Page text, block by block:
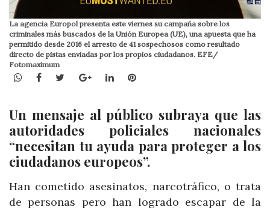
La agencia Europol presenta este viernes su campaña sobre los
criminales más buscados de la Unión Europea (UE), una apuesta que ha
permitido desde 2016 el arresto de 41 sospechosos como resultado
directo de pistas enviadas por los propios ciudadanos. EFE/
Fotomaximum
WhatsApp
Facebook
TwitterGoogle+LinkedInPinterest
Un mensaje al público subraya que las
autoridades policiales nacionales
“necesitan tu ayuda para proteger a los
ciudadanos europeos”.
Han cometido asesinatos, narcotráfico, o trata
de personas pero han logrado escapar de la